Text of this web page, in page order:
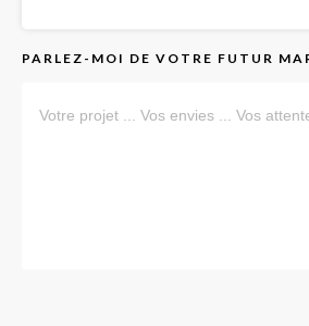
PARLEZ-MOI DE VOTRE FUTUR